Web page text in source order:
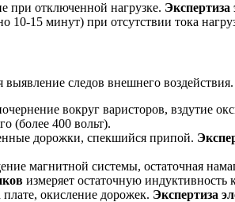
при отключенной нагрузке. Экспертиза
10-15 минут) при отсутствии тока
выявление следов внешнего воздействия.
вокруг варисторов, вздутие
(более 400 вольт).
дорожки, спекшийся припой.
магнитной системы, остаточная
измеряет остаточную
окисление дорожек. Экспертиза